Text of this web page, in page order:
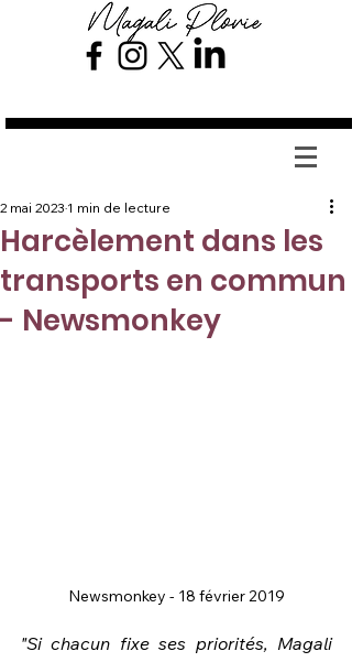
Harcèlement dans les
transports en commun
- Newsmonkey
2 mai 2023 1 min de lecture
Newsmonkey - 18 février 2019
"Si chacun fixe ses priorités, Magali